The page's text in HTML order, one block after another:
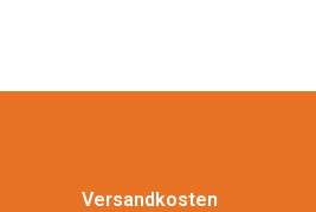
Versandkosten